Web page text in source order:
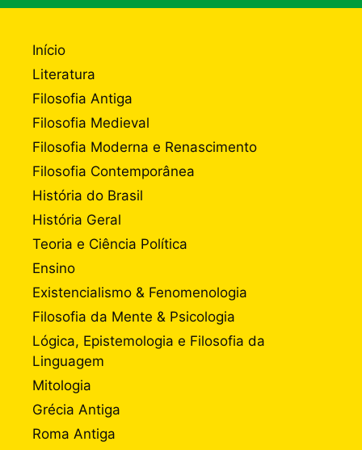
Início
Literatura
Filosofia Antiga
Filosofia Medieval
Filosofia Moderna e Renascimento
Filosofia Contemporânea
História do Brasil
História Geral
Teoria e Ciência Política
Ensino
Existencialismo & Fenomenologia
Filosofia da Mente & Psicologia
Lógica, Epistemologia e Filosofia da
Linguagem
Mitologia
Grécia Antiga
Roma Antiga